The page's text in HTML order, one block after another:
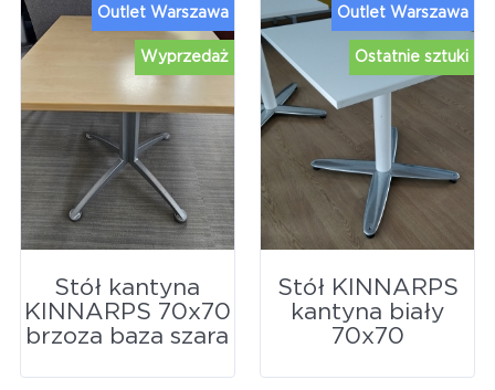
Wyprzedaż
Outlet Warszawa
Stół kantyna
KINNARPS 70x70
brzoza baza szara
Ostatnie sztuki
Outlet Warszawa
Stół KINNARPS
kantyna biały
70x70